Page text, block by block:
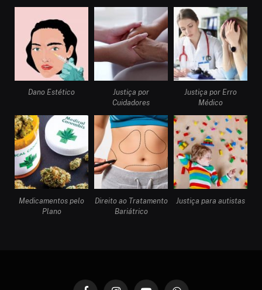
Dano Estético
Justiça por
Cuidadores
Justiça por Erro
Médico
Medicamentos pelo
Plano
Direito ao Tratamento
Bariátrico
Justiça para autistas